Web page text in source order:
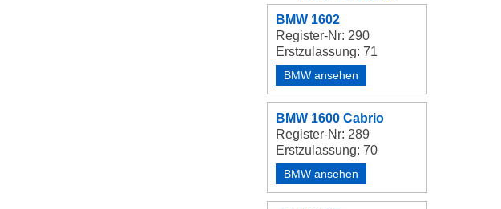
BMW 1602
Register-Nr: 290
Erstzulassung: 71
BMW ansehen
BMW 1600 Cabrio
Register-Nr: 289
Erstzulassung: 70
BMW ansehen